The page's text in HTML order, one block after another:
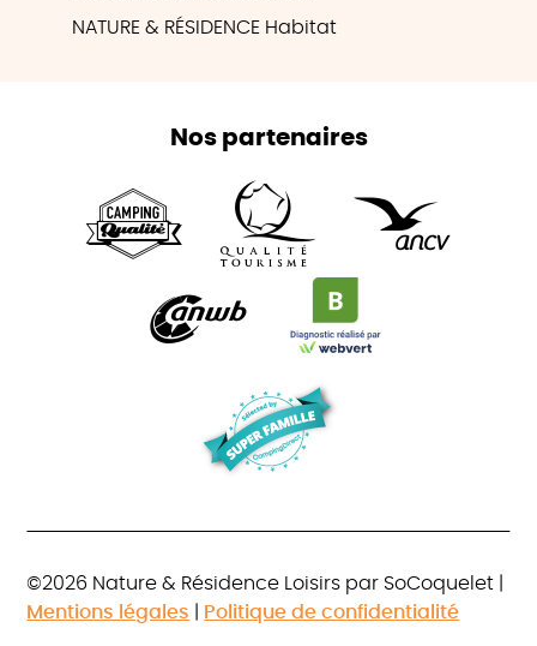
NATURE & RÉSIDENCE Habitat
Nos partenaires
©2026 Nature & Résidence Loisirs par SoCoquelet |
Mentions légales
Politique de confidentialité